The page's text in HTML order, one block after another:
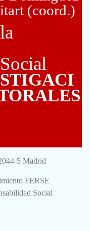
(coord.)
5 Madrid
FERSE
Social